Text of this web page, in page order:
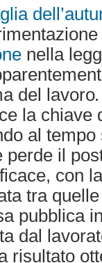
nella
del lavoro
la chiave
al
perde il
con
tra
pubblica
dal
risultato